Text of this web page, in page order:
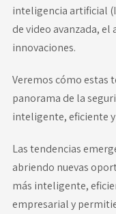
inteligencia artificial
de video avanzada,
innovaciones.
Veremos cómo estas
panorama de la
inteligente, eficiente
Las tendencias
abriendo nuevas
más inteligente,
empresarial y